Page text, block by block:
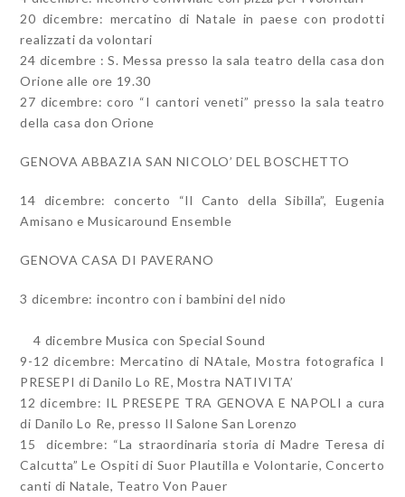
20 dicembre: mercatino di Natale in paese con prodotti
realizzati da volontari
24 dicembre : S. Messa presso la sala teatro della casa don
Orione alle ore 19.30
27 dicembre: coro “I cantori veneti” presso la sala teatro
della casa don Orione
GENOVA ABBAZIA SAN NICOLO’ DEL BOSCHETTO
14 dicembre: concerto “Il Canto della Sibilla”, Eugenia
Amisano e Musicaround Ensemble
GENOVA CASA DI PAVERANO
3 dicembre: incontro con i bambini del nido
4 dicembre Musica con Special Sound
9-12 dicembre: Mercatino di NAtale, Mostra fotografica I
PRESEPI di Danilo Lo RE, Mostra NATIVITA’
12 dicembre: IL PRESEPE TRA GENOVA E NAPOLI a cura
di Danilo Lo Re, presso Il Salone San Lorenzo
15 dicembre: “La straordinaria storia di Madre Teresa di
Calcutta” Le Ospiti di Suor Plautilla e Volontarie, Concerto
canti di Natale, Teatro Von Pauer